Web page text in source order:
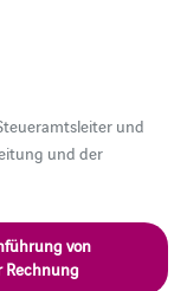
und
und der
von
Rechnung